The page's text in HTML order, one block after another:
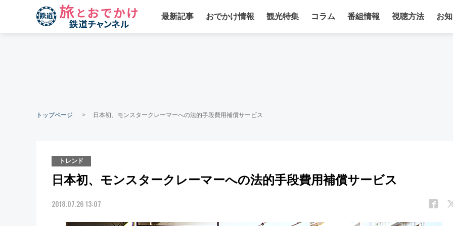
最新記事 おでかけ情報 観光特集 コラム 番組情報 視聴方法 お
トップページ 日本初、モンスタークレーマーへの法的手段費用補償サービス
トレンド
日本初、モンスタークレーマーへの法的手段費用補償サービス
2018.07.26 13:07